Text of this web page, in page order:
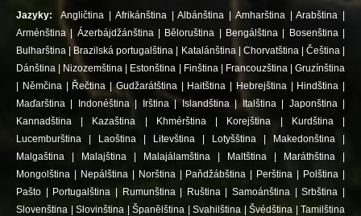
Jazyky: Angličtina | Afrikánština |Albánština | Amharština |Arabština |
Arménština | Ázerbájdžánština | Běloruština | Bengálština | Bosenština |
Bulharština | Brazilská portugalština | Katalánština | Chorvatština | Čeština |
Dánština | Nizozemština | Estonština | Finština | Francouzština |Gruzínština
| Němčina | Řečtina |Gudžarátština | Haitština | Hebrejština | Hindština |
Maďarština | Indonéština | Irština | Islandština | Italština | Japonština |
Kannadština | Kazaština | Khmérština | Korejština | Kurdština |
Lucemburština | Laoština | Litevština | Lotyšština | Makedonština |
Malgaština | Malajština | Malajálamština | Maltština | Maráthština |
Mongolština | Nepálština | Norština | Paňdžábština | Perština | Polština |
Pašto | Portugalština | Rumunština | Ruština |Samoánština |Srbština |
Slovenština | Slovinština | Španělština | Svahilština | Švédština | Tamilština